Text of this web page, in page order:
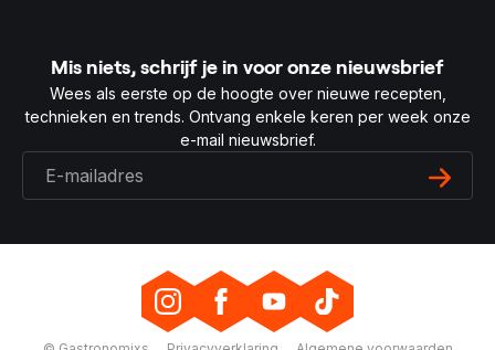
Mis niets, schrijf je in voor onze nieuwsbrief
Wees als eerste op de hoogte over nieuwe recepten,
technieken en trends. Ontvang enkele keren per week onze
e-mail nieuwsbrief.